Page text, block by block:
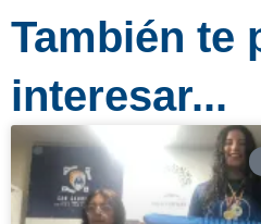
También te
interesar...